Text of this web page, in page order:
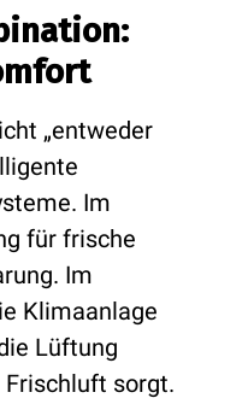
„entweder
Im
für frische
Im
Klimaanlage
Lüftung
sorgt.